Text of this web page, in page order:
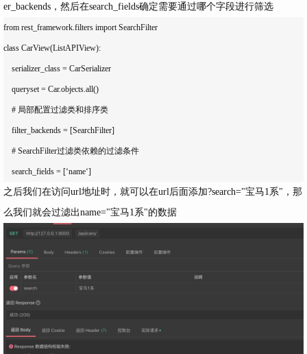
er_backends ，然后在search_fields确定需要通过哪个字段进行筛选
from rest_framework.filters import SearchFilter
class CarView(ListAPIView):
之后我们在访问url地址时，就可以在url 后面添加?search="宝马1系" ，那
么我们就会过滤出name="宝马1系"的数据